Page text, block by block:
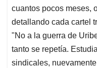
cuantos pocos meses,
detallando cada cartel
"No a la guerra de
tanto se repetía.
sindicales,